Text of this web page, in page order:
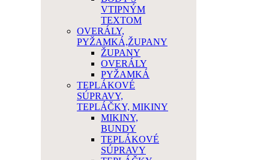
VTIPNÝM
TEXTOM
OVERÁLY,
PYŽAMKÁ,ŽUPANY
ŽUPANY
OVERÁLY
PYŽAMKÁ
TEPLÁKOVÉ
SÚPRAVY,
TEPLÁČKY, MIKINY
MIKINY,
BUNDY
TEPLÁKOVÉ
SÚPRAVY